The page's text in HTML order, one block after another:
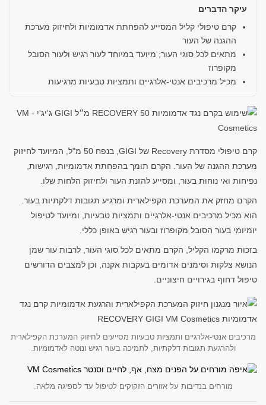
עיקר הדברים
קרם טיפולי קליל המסייע להפחתת אדמומיות ולחיזוק מערכת
ההגנה של העור
מתאים לכל סוגי העור; מיועד במיוחד לעור רגיש ולעור הסובל
מקופרוז
מכיל מרכיבים אנטי-אלרגיים ותמציות טבעיות מרגיעות
קרם טיפולי מסדרת Recovery של GIGI, בנפח 50 מ"ל, המיועד לחיזוק
מערכת ההגנה של העור. הקרם תומך בהפחתת אדמומיות, רגישות,
נפיחות ואי נוחות בעור, ומסייע להזנת העור ולחיזוק הלחות שלו.
הקרם מחזק את המערכת הקפילארית ומרגיע תגובות דלקתיות בעור.
הוא מכיל מרכיבים אנטי-אלרגיים ותמציות טבעיות, ומיועד לטיפול
יומיומי בעור הסובל מקופרוז ובעור רגיש באופן כללי.
בזכות מרקמו הקליל, הקרם מתאים לכל סוגי העור, לרבות עור שמן
הנושא צלקות וסימנים אדומים בעקבות אקנה, וכן למצבים הדורשים
טיפול דחוף בגירויים חיצוניים.
מרכיבים אנטי-אלרגיים ותמציות טבעיות מסייעים לחיזוק המערכת הקפילארית
ולהרגעת תגובות דלקתיות, לתמיכה בעור רגיש ונוטה לאדמומיות.
מורחים בנדיבות על אזורים הזקוקים לטיפול עד לספיגה מלאה.